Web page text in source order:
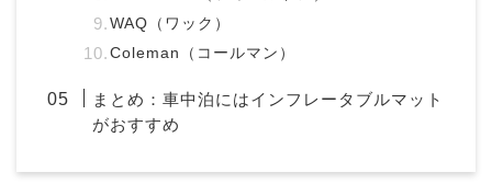
WAQ（ワック）
Coleman（コールマン）
まとめ：車中泊にはインフレータブルマット
がおすすめ